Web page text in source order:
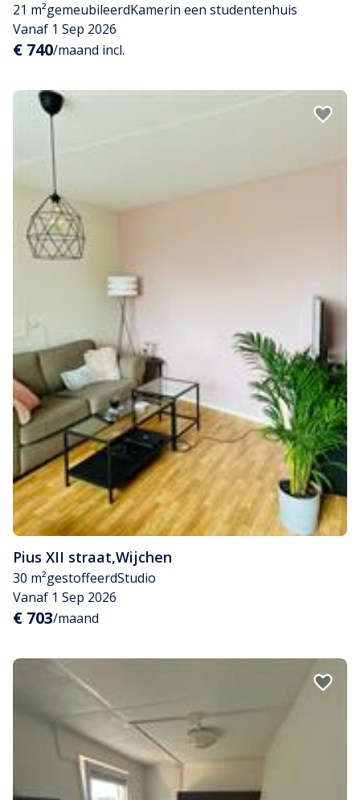
21 m²gemeubileerdKamerin een studentenhuis
Vanaf 1 Sep 2026
€ 740/maand incl.
Pius XII straat,Wijchen
30 m²gestoffeerdStudio
Vanaf 1 Sep 2026
€ 703/maand